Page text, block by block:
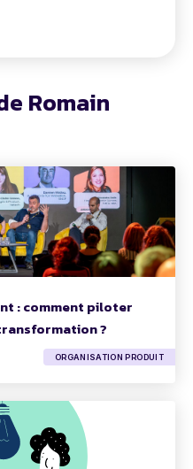
Romain
: comment piloter
?
ORGANISATION PRODUIT